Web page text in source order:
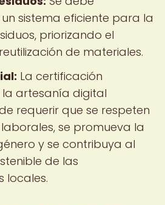
sistema eficiente para la
priorizando el
de materiales.
La certificación
artesanía digital
requerir que se respeten
se promueva la
y se contribuya al
de las
locales.